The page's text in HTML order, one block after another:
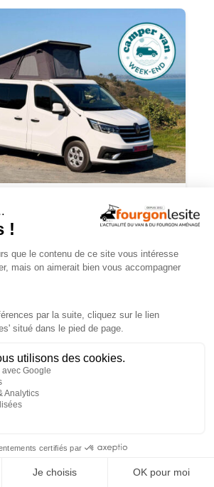
renforce encore
et le CONFORT sur la
soigne les apparences et